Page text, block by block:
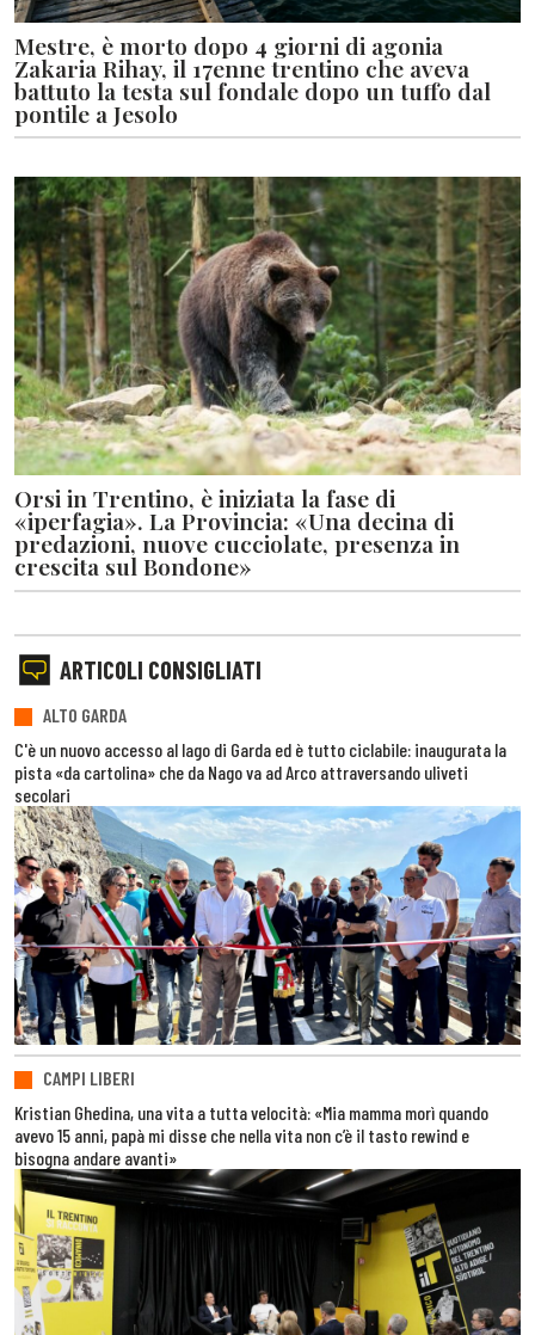
Mestre, è morto dopo 4 giorni di agonia
Zakaria Rihay, il 17enne trentino che aveva
battuto la testa sul fondale dopo un tuffo dal
pontile a Jesolo
Orsi in Trentino, è iniziata la fase di
«iperfagia». La Provincia: «Una decina di
predazioni, nuove cucciolate, presenza in
crescita sul Bondone»
ARTICOLI CONSIGLIATI
ALTO GARDA
C'è un nuovo accesso al lago di Garda ed è tutto ciclabile: inaugurata la
pista «da cartolina» che da Nago va ad Arco attraversando uliveti
secolari
CAMPI LIBERI
Kristian Ghedina, una vita a tutta velocità: «Mia mamma morì quando
avevo 15 anni, papà mi disse che nella vita non c’è il tasto rewind e
bisogna andare avanti»